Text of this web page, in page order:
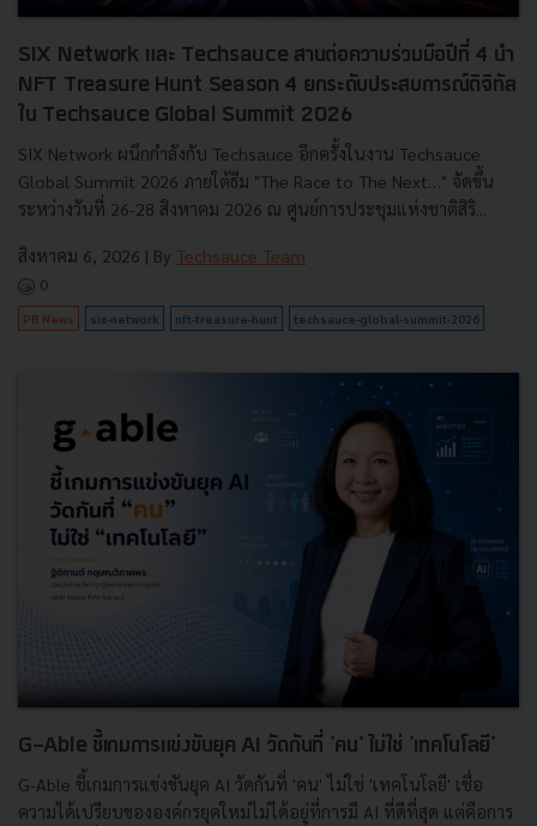
SIX Network และ Techsauce สานต่อความร่วมมือปีที่ 4 นำ
NFT Treasure Hunt Season 4 ยกระดับประสบการณ์ดิจิทัล
ใน Techsauce Global Summit 2026
SIX Network ผนึกกำลังกับ Techsauce อีกครั้งในงาน Techsauce
Global Summit 2026 ภายใต้ธีม "The Race to The Next…" จัดขึ้น
ระหว่างวันที่ 26-28 สิงหาคม 2026 ณ ศูนย์การประชุมแห่งชาติสิริ...
สิงหาคม 6, 2026 | By Techsauce Team
0
PR News six-network nft-treasure-hunt techsauce-global-summit-2026
G-Able ชี้เกมการแข่งขันยุค AI วัดกันที่ 'คน' ไม่ใช่ 'เทคโนโลยี'
G-Able ชี้เกมการแข่งขันยุค AI วัดกันที่ 'คน' ไม่ใช่ 'เทคโนโลยี' เชื่อ
ความได้เปรียบขององค์กรยุคใหม่ไม่ได้อยู่ที่การมี AI ที่ดีที่สุด แต่คือการ